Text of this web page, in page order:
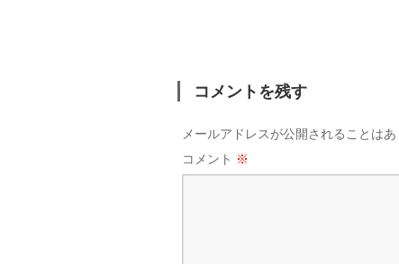
コメントを残す
メールアドレスが公開されることはあ
コメント ※